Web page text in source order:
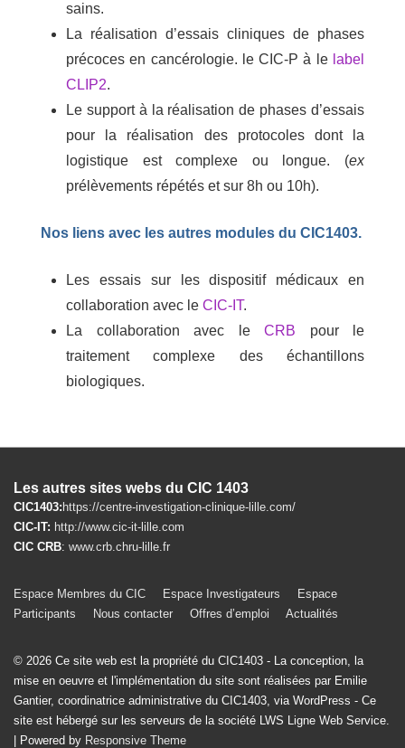
sains.
La réalisation d’essais cliniques de phases
précoces en cancérologie. le CIC-P à le label
CLIP2.
Le support à la réalisation de phases d’essais
pour la réalisation des protocoles dont la
logistique est complexe ou longue. (ex
prélèvements répétés et sur 8h ou 10h).
Nos liens avec les autres modules du CIC1403.
Les essais sur les dispositif médicaux en
collaboration avec le CIC-IT.
La collaboration avec le CRB pour le
traitement complexe des échantillons
biologiques.
Les autres sites webs du CIC 1403
CIC1403: https://centre-investigation-clinique-lille.com/
CIC-IT: http://www.cic-it-lille.com
CIC CRB: www.crb.chru-lille.fr
Menu
bas
de
page
Espace Membres du CIC Espace Investigateurs
Espace
Participants
Nous contacter Offres d’emploi Actualités
© 2026 Ce site web est la propriété du CIC1403 - La conception, la
mise en oeuvre et l'implémentation du site sont réalisées par Emilie
Gantier, coordinatrice administrative du CIC1403, via WordPress - Ce
site est hébergé sur les serveurs de la société LWS Ligne Web Service.
| Powered by Responsive Theme